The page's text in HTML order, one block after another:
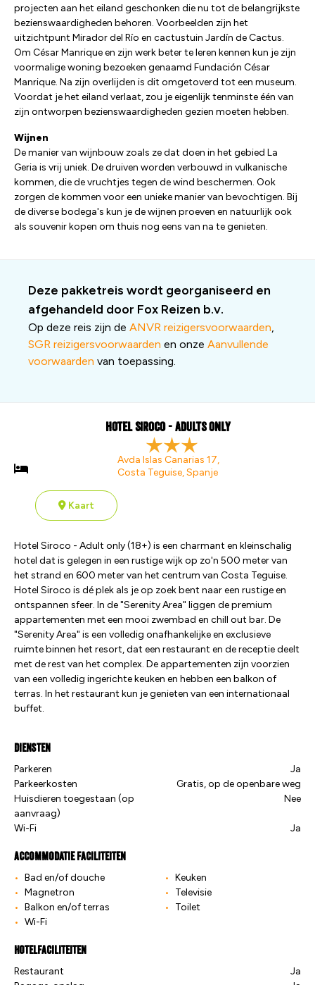
projecten aan het eiland geschonken die nu tot de belangrijkste
bezienswaardigheden behoren. Voorbeelden zijn het
uitzichtpunt Mirador del Río en cactustuin Jardín de Cactus.
Om César Manrique en zijn werk beter te leren kennen kun je zijn
voormalige woning bezoeken genaamd Fundación César
Manrique. Na zijn overlijden is dit omgetoverd tot een museum.
Voordat je het eiland verlaat, zou je eigenlijk tenminste één van
zijn ontworpen bezienswaardigheden gezien moeten hebben.
Wijnen
De manier van wijnbouw zoals ze dat doen in het gebied La
Geria is vrij uniek. De druiven worden verbouwd in vulkanische
kommen, die de vruchtjes tegen de wind beschermen. Ook
zorgen de kommen voor een unieke manier van bevochtigen. Bij
de diverse bodega's kun je de wijnen proeven en natuurlijk ook
als souvenir kopen om thuis nog eens van na te genieten.
Deze pakketreis wordt georganiseerd en
afgehandeld door Fox Reizen b.v.
Op deze reis zijn de ANVR reizigersvoorwaarden,
SGR reizigersvoorwaarden en onze Aanvullende
voorwaarden van toepassing.
Hotel Siroco - Adults only
Avda Islas Canarias 17,
Costa Teguise, Spanje
Kaart
Hotel Siroco - Adult only (18+) is een charmant en kleinschalig
hotel dat is gelegen in een rustige wijk op zo'n 500 meter van
het strand en 600 meter van het centrum van Costa Teguise.
Hotel Siroco is dé plek als je op zoek bent naar een rustige en
ontspannen sfeer. In de "Serenity Area" liggen de premium
appartementen met een mooi zwembad en chill out bar. De
"Serenity Area" is een volledig onafhankelijke en exclusieve
ruimte binnen het resort, dat een restaurant en de receptie deelt
met de rest van het complex. De appartementen zijn voorzien
van een volledig ingerichte keuken en hebben een balkon of
terras. In het restaurant kun je genieten van een internationaal
buffet.
Diensten
Parkeren
Ja
Parkeerkosten
Gratis, op de openbare weg
Huisdieren toegestaan (op
aanvraag)
Nee
Wi-Fi Ja
Accommodatie faciliteiten
Bad en/of douche
Keuken
Magnetron
Televisie
Balkon en/of terras
Toilet
Wi-Fi
Hotelfaciliteiten
Restaurant
Ja